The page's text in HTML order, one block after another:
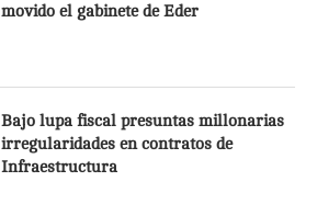
movido el gabinete de Eder
Bajo lupa fiscal presuntas millonarias
irregularidades en contratos de
Infraestructura